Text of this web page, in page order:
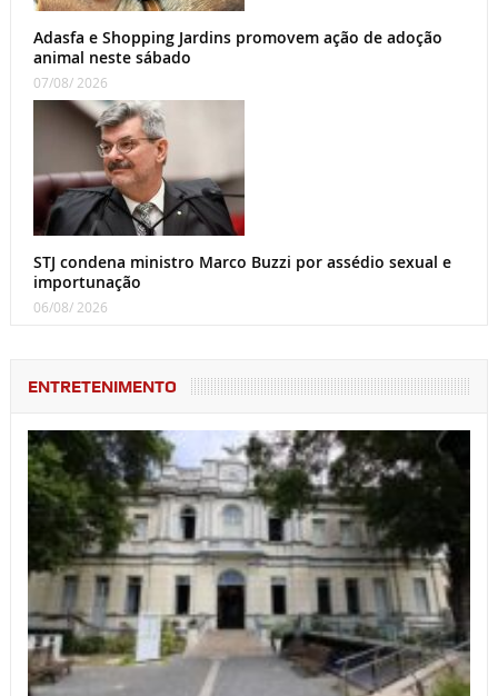
Adasfa e Shopping Jardins promovem ação de adoção
animal neste sábado
07/08/ 2026
STJ condena ministro Marco Buzzi por assédio sexual e
importunação
06/08/ 2026
ENTRETENIMENTO